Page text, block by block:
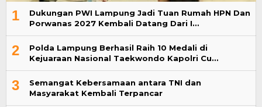
1
Dukungan PWI Lampung Jadi Tuan Rumah HPN Dan
Porwanas 2027 Kembali Datang Dari I…
2
Polda Lampung Berhasil Raih 10 Medali di
Kejuaraan Nasional Taekwondo Kapolri Cu…
3
Semangat Kebersamaan antara TNI dan
Masyarakat Kembali Terpancar